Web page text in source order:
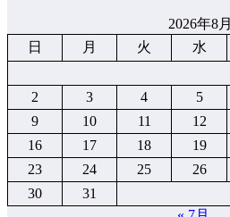
2026年8月
日
月 火 水
2
3 4 5
9
10 11 12
16
17 18 19
23
24 25 26
30
31